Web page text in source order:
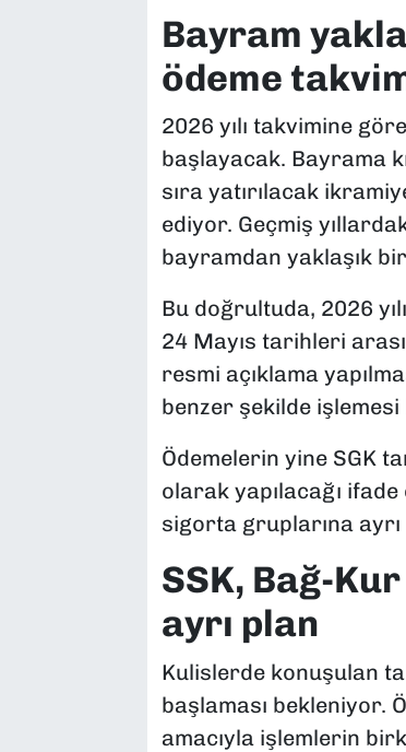
Bayram
ödeme
2026 yılı takvimine
başlayacak. Bayrama
sıra yatırılacak
ediyor. Geçmiş
bayramdan yaklaşık
Bu doğrultuda, 2026
24 Mayıs tarihleri
resmi açıklama
benzer şekilde
Ödemelerin yine SGK
olarak yapılacağı
sigorta gruplarına ayrı
SSK, Bağ-
ayrı plan
Kulislerde konuşulan
başlaması bekleniyor.
amacıyla işlemlerin